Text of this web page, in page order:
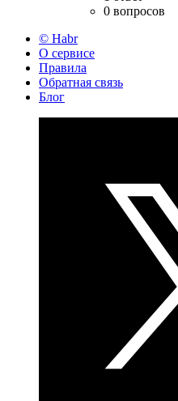
0 вопросов
© Habr
О сервисе
Правила
Обратная связь
Блог